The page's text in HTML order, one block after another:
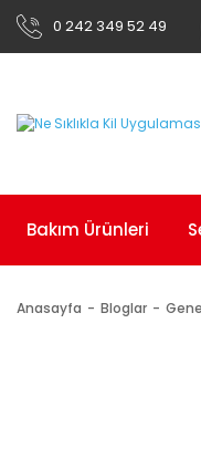
0 242 349 52 49
Bakım Ürünleri
Anasayfa Bloglar